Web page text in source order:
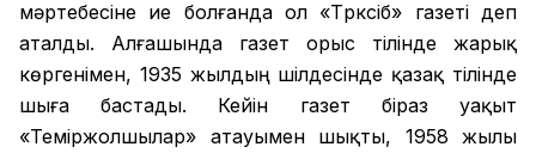
мәртебесіне ие болғанда ол «Түрксіб» газеті деп
аталды. Алғашында газет орыс тілінде жарық
көргенімен, 1935 жылдың шілдесінде қазақ тілінде
шыға бастады. Кейін газет біраз уақыт
«Теміржолшылар» атауымен шықты, 1958 жылы